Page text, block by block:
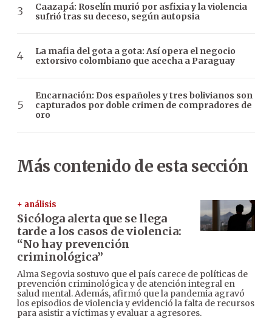
Caazapá: Roselín murió por asfixia y la violencia
sufrió tras su deceso, según autopsia
La mafia del gota a gota: Así opera el negocio
extorsivo colombiano que acecha a Paraguay
Encarnación: Dos españoles y tres bolivianos son
capturados por doble crimen de compradores de
oro
Más contenido de esta sección
+ análisis
Sicóloga alerta que se llega
tarde a los casos de violencia:
“No hay prevención
criminológica”
Alma Segovia sostuvo que el país carece de políticas de
prevención criminológica y de atención integral en
salud mental. Además, afirmó que la pandemia agravó
los episodios de violencia y evidenció la falta de recursos
para asistir a víctimas y evaluar a agresores.